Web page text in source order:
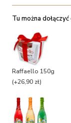
Tu można
Raffaello 150g
(+26,90 zł)